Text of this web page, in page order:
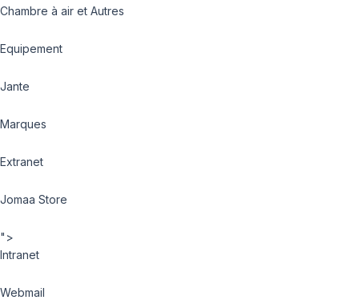
Chambre à air et Autres
Equipement
Jante
Marques
Extranet
Jomaa Store
">
Intranet
Webmail